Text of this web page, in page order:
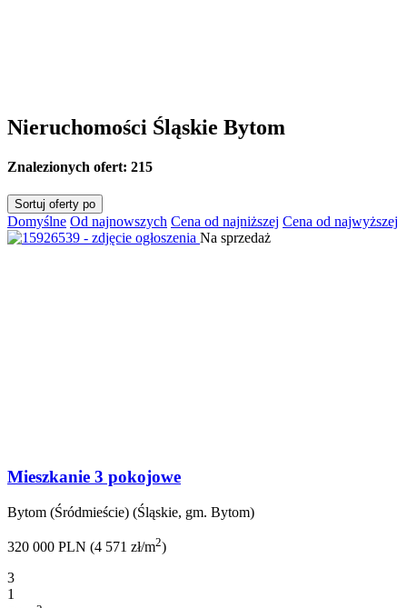
Nieruchomości Śląskie Bytom
Znalezionych ofert: 215
Sortuj oferty po
Domyślne Od najnowszych Cena od najniższej Cena od najwyższej
Na sprzedaż
Mieszkanie 3 pokojowe
Bytom (Śródmieście) (Śląskie, gm. Bytom)
320 000 PLN (4 571 zł/m2)
3
1